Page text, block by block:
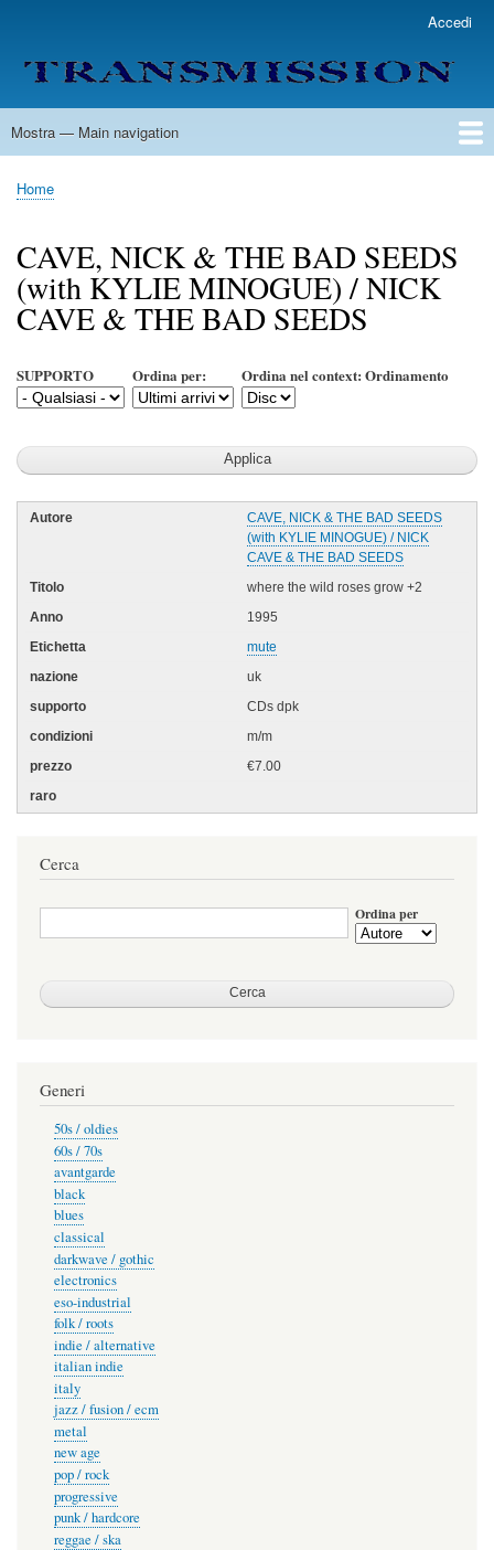
contenuto
principale
account
menu
Accedi
Main
Mostra — Main navigation
Home
Lista Autori
Contatti
Spedizione & Consegna
Legenda
Condizioni per l'uso
Briciole
pane
Home
CAVE, NICK & THE BAD SEEDS
(with KYLIE MINOGUE) / NICK
CAVE & THE BAD SEEDS
SUPPORTO Ordina per: Ordina nel context: Ordinamento
CAVE, NICK & THE BAD SEEDS
(with KYLIE MINOGUE) / NICK
CAVE & THE BAD SEEDS
where the wild roses grow +2
1995
mute
uk
CDs dpk
m/m
€7.00
Cerca
Ordina per
Generi
50s / oldies
60s / 70s
avantgarde
black
blues
classical
darkwave / gothic
electronics
eso-industrial
folk / roots
indie / alternative
italian indie
italy
jazz / fusion / ecm
metal
new age
pop / rock
progressive
punk / hardcore
reggae / ska